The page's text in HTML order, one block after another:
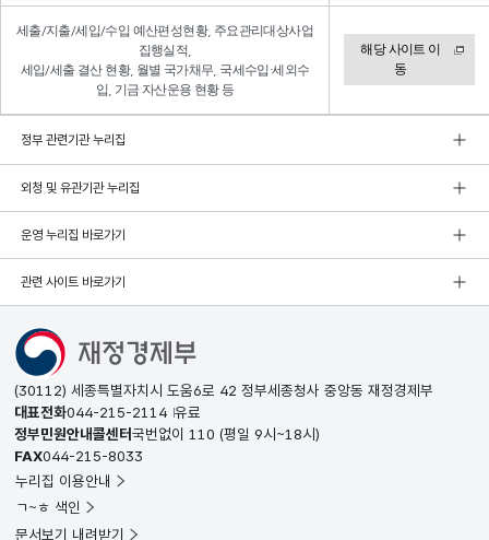
세출/지출/세입/수입 예산편성현황, 주요관리대상사업
집행실적,
세입/세출 결산 현황, 월별 국가채무, 국세수입·세외수
입, 기금 자산운용 현황 등
해당 사이트 이
동
정부 관련기관 누리집
외청 및 유관기관 누리집
운영 누리집 바로가기
관련 사이트 바로가기
(30112) 세종특별자치시 도움6로 42 정부세종청사 중앙동 재정경제부
대표전화044-215-2114 유료
정부민원안내콜센터국번없이 110 (평일 9시~18시)
FAX044-215-8033
누리집 이용안내
ㄱ~ㅎ 색인
문서보기 내려받기